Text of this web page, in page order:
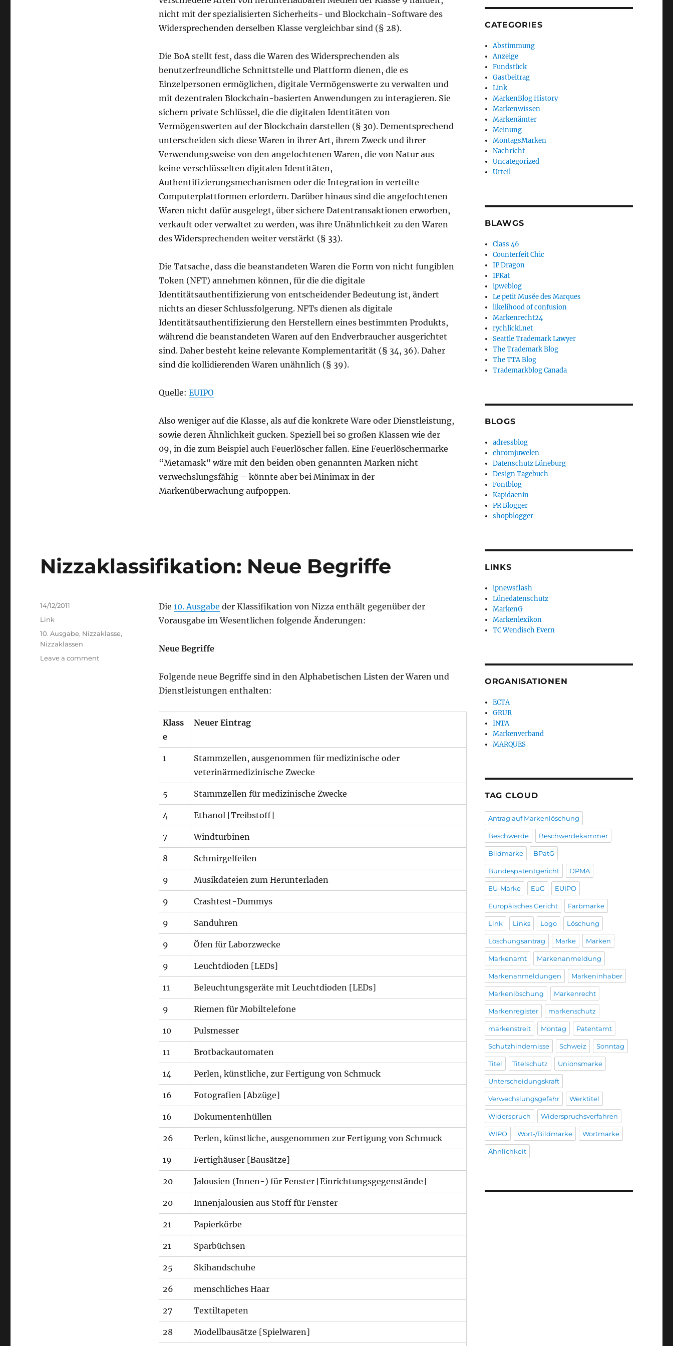
nicht mit der spezialisierten Sicherheits- und Blockchain-Software des
Widersprechenden derselben Klasse vergleichbar sind (§ 28).
Die BoA stellt fest, dass die Waren des Widersprechenden als
benutzerfreundliche Schnittstelle und Plattform dienen, die es
Einzelpersonen ermöglichen, digitale Vermögenswerte zu verwalten und
mit dezentralen Blockchain-basierten Anwendungen zu interagieren. Sie
sichern private Schlüssel, die die digitalen Identitäten von
Vermögenswerten auf der Blockchain darstellen (§ 30). Dementsprechend
unterscheiden sich diese Waren in ihrer Art, ihrem Zweck und ihrer
Verwendungsweise von den angefochtenen Waren, die von Natur aus
keine verschlüsselten digitalen Identitäten,
Authentifizierungsmechanismen oder die Integration in verteilte
Computerplattformen erfordern. Darüber hinaus sind die angefochtenen
Waren nicht dafür ausgelegt, über sichere Datentransaktionen erworben,
verkauft oder verwaltet zu werden, was ihre Unähnlichkeit zu den Waren
des Widersprechenden weiter verstärkt (§ 33).
Die Tatsache, dass die beanstandeten Waren die Form von nicht fungiblen
Token (NFT) annehmen können, für die die digitale
Identitätsauthentifizierung von entscheidender Bedeutung ist, ändert
nichts an dieser Schlussfolgerung. NFTs dienen als digitale
Identitätsauthentifizierung den Herstellern eines bestimmten Produkts,
während die beanstandeten Waren auf den Endverbraucher ausgerichtet
sind. Daher besteht keine relevante Komplementarität (§ 34, 36). Daher
sind die kollidierenden Waren unähnlich (§ 39).
Quelle: EUIPO
Also weniger auf die Klasse, als auf die konkrete Ware oder Dienstleistung,
sowie deren Ähnlichkeit gucken. Speziell bei so großen Klassen wie der
09, in die zum Beispiel auch Feuerlöscher fallen. Eine Feuerlöschermarke
“Metamask” wäre mit den beiden oben genannten Marken nicht
verwechslungsfähig – könnte aber bei Minimax in der
Markenüberwachung aufpoppen.
Nizzaklassifikation: Neue Begriffe
Die 10. Ausgabe der Klassifikation von Nizza enthält gegenüber der
Vorausgabe im Wesentlichen folgende Änderungen:
Neue Begriffe
Folgende neue Begriffe sind in den Alphabetischen Listen der Waren und
Dienstleistungen enthalten:
Klass
e
Neuer Eintrag
1
Stammzellen, ausgenommen für medizinische oder
veterinärmedizinische Zwecke
5 Stammzellen für medizinische Zwecke
4 Ethanol [Treibstoff]
7 Windturbinen
8 Schmirgelfeilen
9 Musikdateien zum Herunterladen
9 Crashtest-Dummys
9 Sanduhren
9 Öfen für Laborzwecke
9 Leuchtdioden [LEDs]
11 Beleuchtungsgeräte mit Leuchtdioden [LEDs]
9 Riemen für Mobiltelefone
10 Pulsmesser
11 Brotbackautomaten
14 Perlen, künstliche, zur Fertigung von Schmuck
16 Fotografien [Abzüge]
16 Dokumentenhüllen
26 Perlen, künstliche, ausgenommen zur Fertigung von Schmuck
19 Fertighäuser [Bausätze]
20 Jalousien (Innen-) für Fenster [Einrichtungsgegenstände]
20 Innenjalousien aus Stoff für Fenster
21 Papierkörbe
21 Sparbüchsen
25 Skihandschuhe
26 menschliches Haar
27 Textiltapeten
28 Modellbausätze [Spielwaren]
Posted
on
14/12/2011
Categories
Link
Tags
10. Ausgabe, Nizzaklasse,
Nizzaklassen
Leave a commenton
CATEGORIES
Abstimmung
Anzeige
Fundstück
Gastbeitrag
Link
MarkenBlog History
Markenwissen
Markenämter
Meinung
MontagsMarken
Nachricht
Uncategorized
Urteil
BLAWGS
Class 46
Counterfeit Chic
IP Dragon
IPKat
ipweblog
Le petit Musée des Marques
likelihood of confusion
Markenrecht24
rychlicki.net
Seattle Trademark Lawyer
The Trademark Blog
The TTA Blog
Trademarkblog Canada
BLOGS
adressblog
chromjuwelen
Datenschutz Lüneburg
Design Tagebuch
Fontblog
Kapidaenin
PR Blogger
shopblogger
LINKS
ipnewsflash
Lünedatenschutz
MarkenG
Markenlexikon
TC Wendisch Evern
ORGANISATIONEN
ECTA
GRUR
INTA
Markenverband
MARQUES
TAG CLOUD
Antrag auf Markenlöschung
Beschwerde Beschwerdekammer
Bildmarke BPatG
Bundespatentgericht DPMA
EU-Marke EuG EUIPO
Europäisches Gericht Farbmarke
Link Links Logo Löschung
Löschungsantrag Marke Marken
Markenamt Markenanmeldung
Markenanmeldungen Markeninhaber
Markenlöschung Markenrecht
Markenregister markenschutz
markenstreit Montag Patentamt
Schutzhindernisse Schweiz Sonntag
Titel Titelschutz Unionsmarke
Unterscheidungskraft
Verwechslungsgefahr Werktitel
Widerspruch Widerspruchsverfahren
WIPO Wort-/Bildmarke Wortmarke
Ähnlichkeit